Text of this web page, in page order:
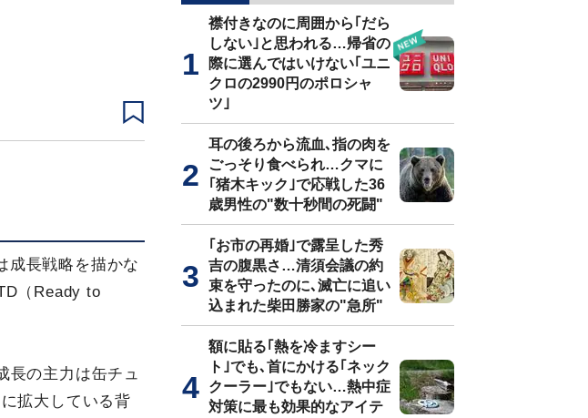
成長戦略を描かな
（Ready to
長の主力は缶チュ
拡大している背
襟付きなのに周囲から｢だら
しない｣と思われる…帰省の
際に選んではいけない｢ユニ
クロの2990円のポロシャ
ツ｣
耳の後ろから流血､指の肉を
ごっそり食べられ…クマに
｢猪木キック｣で応戦した36
歳男性の"数十秒間の死闘"
｢お市の再婚｣で露呈した秀
吉の腹黒さ…清須会議の約
束を守ったのに､滅亡に追い
込まれた柴田勝家の"急所"
額に貼る｢熱を冷ますシー
ト｣でも､首にかける｢ネック
クーラー｣でもない…熱中症
対策に最も効果的なアイテ